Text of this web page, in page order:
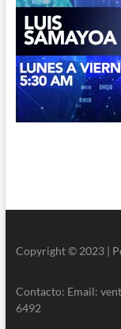
Copyright © 2023 |
Contacto: Email:
6492